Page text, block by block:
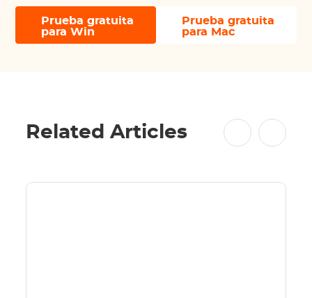
Prueba gratuita
para Win
Prueba gratuita
para Mac
Related Articles